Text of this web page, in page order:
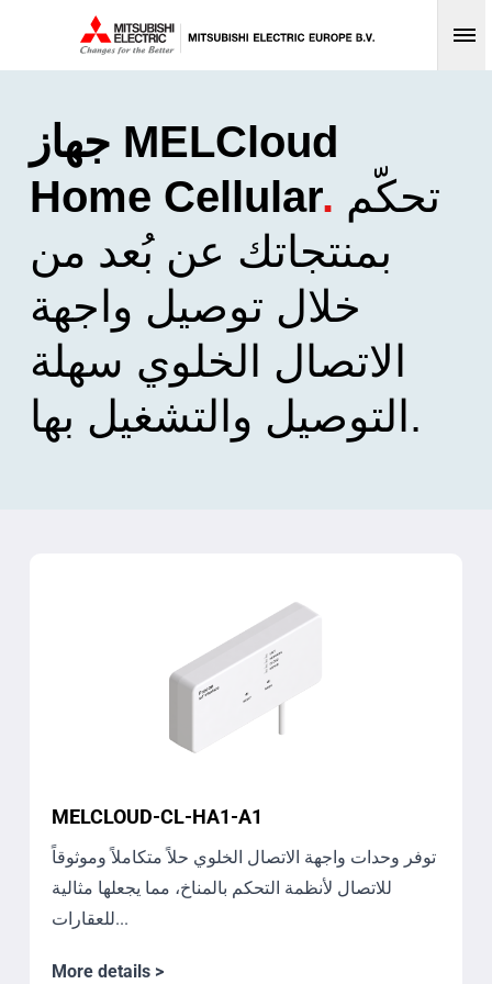
جهاز MELCloud
Home Cellular. تحكّم
بمنتجاتك عن بُعد من
خلال توصيل واجهة
الاتصال الخلوي سهلة
التوصيل والتشغيل بها.
MELCLOUD-CL-HA1-A1
توفر وحدات واجهة الاتصال الخلوي حلاً متكاملاً وموثوقاً
للاتصال لأنظمة التحكم بالمناخ، مما يجعلها مثالية
للعقارات...
More details >